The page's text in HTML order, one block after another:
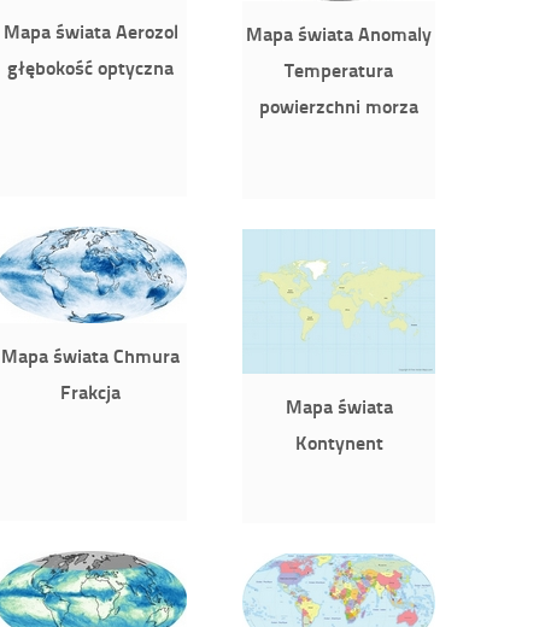
Mapa świata Aerozol
głębokość optyczna
Mapa świata Anomaly
Temperatura
powierzchni morza
Mapa świata Chmura
Frakcja
Mapa świata
Kontynent